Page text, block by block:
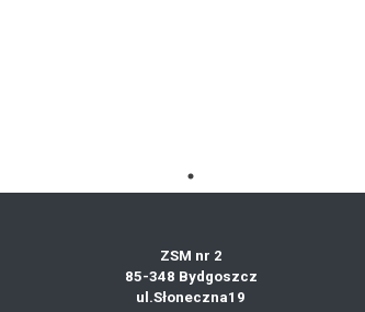
ZSM nr 2
85-348 Bydgoszcz
ul.Słoneczna19